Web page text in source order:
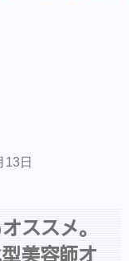
13日
ススメ。
美容師オ